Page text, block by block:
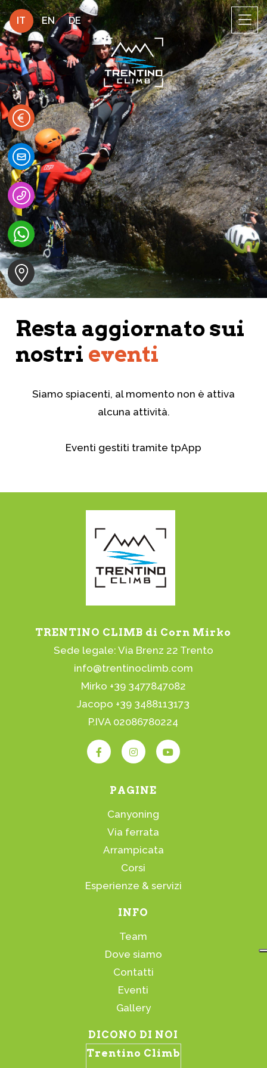
IT EN DE
Resta aggiornato sui
nostri eventi
Siamo spiacenti, al momento non è attiva
alcuna attività.
Eventi gestiti tramite tpApp
TRENTINO CLIMB di Corn Mirko
Sede legale: Via Brenz 22 Trento
info@trentinoclimb.com
Mirko +39 3477847082
Jacopo +39 3488113173
P.IVA 02086780224
PAGINE
Canyoning
Via ferrata
Arrampicata
Corsi
Esperienze & servizi
INFO
Team
Dove siamo
Contatti
Eventi
Gallery
DICONO DI NOI
Trentino Climb